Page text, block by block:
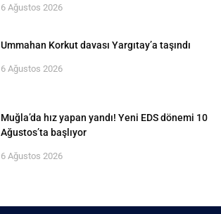
6 Ağustos 2026
Ummahan Korkut davası Yargıtay’a taşındı
6 Ağustos 2026
Muğla’da hız yapan yandı! Yeni EDS dönemi 10
Ağustos’ta başlıyor
6 Ağustos 2026